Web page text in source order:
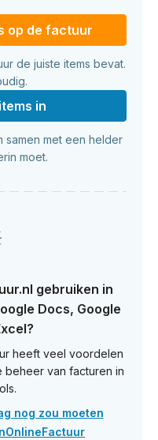
op de factuur
de juiste items bevat.
in
samen met een helder
moet.
gebruiken in
Docs, Google
heeft veel voordelen
van facturen in
nog zou moeten